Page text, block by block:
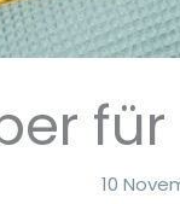
für
10